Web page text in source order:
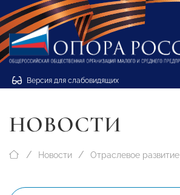
Версия для слабовидящих
НОВОСТИ
Новости Отраслевое развитие